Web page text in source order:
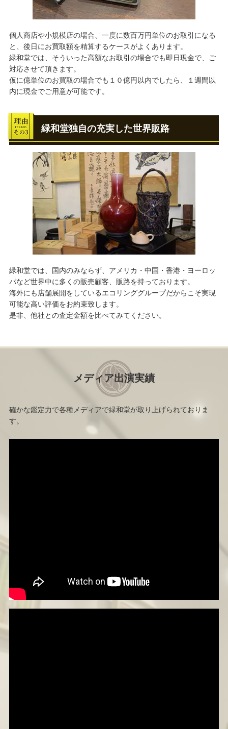
個人商店や小規模店の場合、一度に数百万円単位のお取引になる
と、後日にお買取額を精算するケースがよくあります。
緑和堂では、そういった高額なお取引の場合でも即日現金で、ご
対応させて頂きます。
仮に億単位のお買取の場合でも１０億円以内でしたら、１週間以
内に現金でご用意が可能です。
緑和堂独自の充実した世界販路
緑和堂では、国内のみならず、アメリカ・中国・香港・ヨーロッ
パなど世界中に多くの販売顧客、販路を持っております。
海外にも店舗展開をしているエコリンググループだからこそ実現
可能な高い評価をお約束致します。
是非、他社との査定金額を比べてみてください。
メディア出演実績
確かな鑑定力で各種メディアで緑和堂が取り上げられておりま
す。